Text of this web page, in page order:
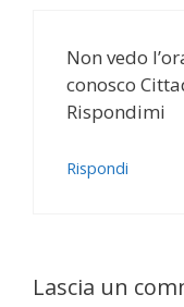
Non vedo
conosco
Rispondimi
Rispondi
Lascia un